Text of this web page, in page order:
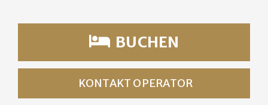
BUCHEN
KONTAKT OPERATOR